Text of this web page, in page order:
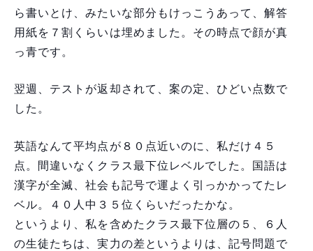
ら書いとけ、みたいな部分もけっこうあって、解答
用紙を７割くらいは埋めました。その時点で顔が真
っ青です。
翌週、テストが返却されて、案の定、ひどい点数で
した。
英語なんて平均点が８０点近いのに、私だけ４５
点。間違いなくクラス最下位レベルでした。国語は
漢字が全滅、社会も記号で運よく引っかかってたレ
ベル。４０人中３５位くらいだったかな。
というより、私を含めたクラス最下位層の５、６人
の生徒たちは、実力の差というよりは、記号問題で